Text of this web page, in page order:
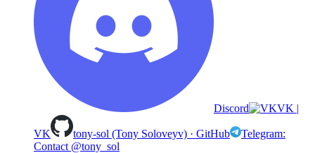
Discord VK |
VK tony-sol (Tony Soloveyv) · GitHub
Telegram:
Contact @tony_sol